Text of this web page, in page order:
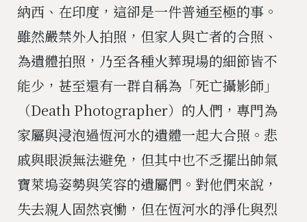
納西、在印度，這卻是一件普通至極的事。
雖然嚴禁外人拍照，但家人與亡者的合照、
為遺體拍照，乃至各種火葬現場的細節皆不
能少，甚至還有一群自稱為「死亡攝影師」
（Death Photographer）的人們，專門為
家屬與浸泡過恆河水的遺體一起大合照。悲
戚與眼淚無法避免，但其中也不乏擺出帥氣
寶萊塢姿勢與笑容的遺屬們。對他們來說，
失去親人固然哀慟，但在恆河水的淨化與烈